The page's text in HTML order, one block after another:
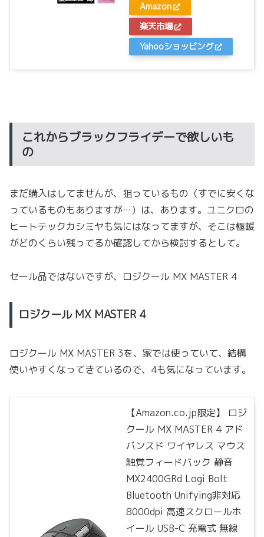
Amazon
楽天市場
Yahooショッピング
これからブラックフライデーで欲しいも
の
まだ購入はしてませんが、狙っているもの（すでに安くな
っているものもありますが…）は、あります。ユニクロの
ヒートテックカシミヤも気にはなってますが、そこは極暖
がどのくらい残ってるか確認してから検討するとして。
セール品ではないですが、ロジクール MX MASTER 4
ロジクール MX MASTER 4
ロジクール MX MASTER 3を、家では使っていて、結構
使いやすくなってきているので、4も気になっています。
【Amazon.co.jp限定】 ロジ
クール MX MASTER 4 アド
バンスド ワイヤレス マウス
触覚フィードバック 静音
MX2400GRd Logi Bolt
Bluetooth Unifying非対応
8000dpi 高速スクロールホ
イール USB-C 充電式 無線